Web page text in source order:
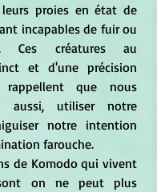
proies en état de
incapables de fuir ou
Ces créatures au
et d'une précision
que nous
aussi, utiliser notre
notre intention
farouche.
on ne peut plus